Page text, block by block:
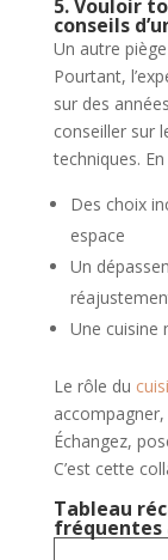
5. Vouloir
conseils
Un autre
Pourtant,
sur des
conseiller sur
techniques.
Des choix
espace
Un
Une cuisine
Le rôle du
Échangez,
C’est cette
Tableau
fréquentes